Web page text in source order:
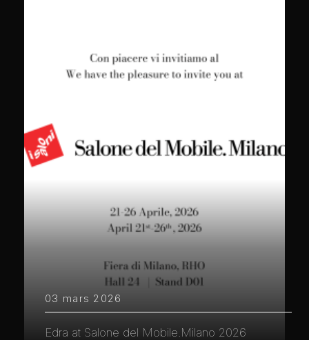
03 mars 2026
Edra at Salone del Mobile.Milano 2026